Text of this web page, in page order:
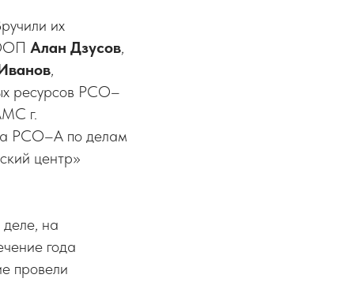
их
Алан Дзусов,
,
ресурсов РСО–
г.
РСО–А по делам
центр»
на
года
провели